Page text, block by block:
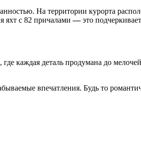
На территории курорта
яхт с 82 причалами—это
каждая деталь продумана до
впечатления. Будь то